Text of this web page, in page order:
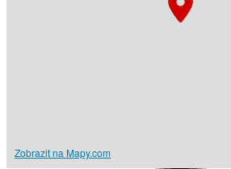
Zobrazit na Mapy.com